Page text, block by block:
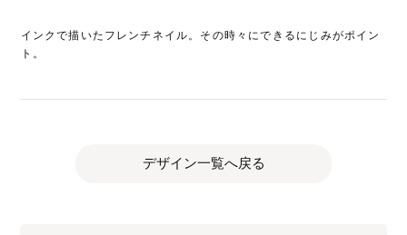
インクで描いたフレンチネイル。その時々にできるにじみがポイン
ト。
デザイン一覧へ戻る